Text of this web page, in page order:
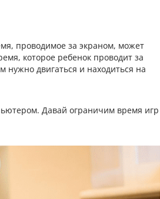
проводимое за экраном, может
которое ребенок проводит за
нужно двигаться и находиться на
Давай ограничим время игр